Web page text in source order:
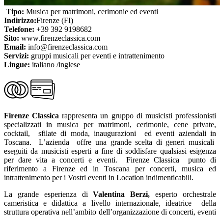
Tipo: Musica per matrimoni, cerimonie ed eventi
Indirizzo:Firenze (FI)
Telefone: +39 392 9198682
Sito: www.firenzeclassica.com
Email: info@firenzeclassica.com
Servizi: gruppi musicali per eventi e intrattenimento
Lingue: italiano /inglese
Firenze Classica rappresenta un gruppo di musicisti professionisti
specializzati in musica per matrimoni, cerimonie, cene private,
cocktail, sfilate di moda, inaugurazioni ed eventi aziendali in
Toscana. L’azienda offre una grande scelta di generi musicali
eseguiti da musicisti esperti a fine di soddisfare qualsiasi esigenza
per dare vita a concerti e eventi. Firenze Classica punto di
riferimento a Firenze ed in Toscana per concerti, musica ed
intrattenimento per i Vostri eventi in Location indimenticabili.
La grande esperienza diValentina Berzi, esperto orchestrale
cameristica e didattica a livello internazionale, ideatrice della
struttura operativa nell’ambito dell’organizzazione di concerti, eventi